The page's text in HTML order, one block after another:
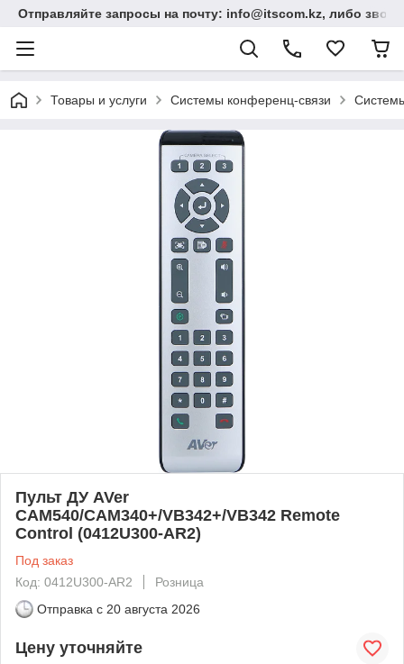
Отправляйте запросы на почту: info@itscom.kz, либо
Товары и услуги Системы конференц-связи
Пульт ДУ AVer
CAM540/CAM340+/VB342+/VB342 Remote
Control (0412U300-AR2)
Под заказ
Код: 0412U300-AR2
Розница
Отправка с 20 августа 2026
Цену уточняйте